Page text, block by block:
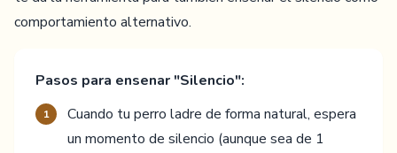
comportamiento alternativo.
Pasos para ensenar "Silencio":
1
Cuando tu perro ladre de forma natural, espera
un momento de silencio (aunque sea de 1